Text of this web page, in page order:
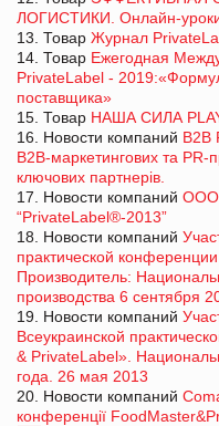
ЛОГИСТИКИ. Онлайн-
13. Товар Журнал
14. Товар Ежегодная
PrivateLabel -
поставщика»
15. Товар НАША СИЛА
16. Новости компаний B2B
В2В-маркетингових та PR-
ключових партнерів.
17. Новости компаний ООО
“PrivateLabel®-2013”
18. Новости компаний
практической
Производитель:
производства 6 сентября
19. Новости компаний
Всеукраинской
& PrivateLabel».
года. 26 мая 2013
20. Новости компаний
конференції